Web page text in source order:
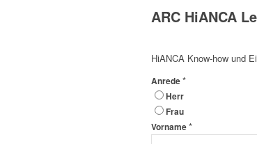
ARC HiANCA
HiANCA Know-how und
Anrede*
Herr
Frau
Vorname*